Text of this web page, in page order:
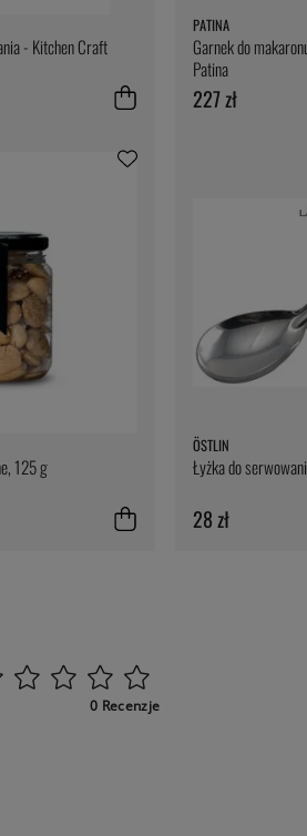
- Kitchen Craft
PATINA
Garnek do
Patina
227 zł
125 g
ÖSTLIN
Łyżka do
28 zł
0 Recenzje